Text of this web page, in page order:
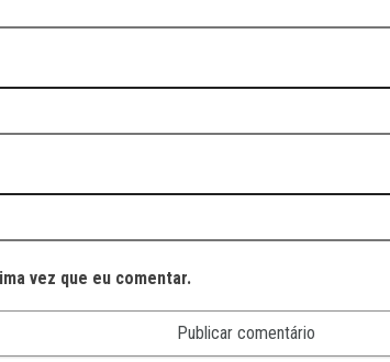
vez que eu comentar.